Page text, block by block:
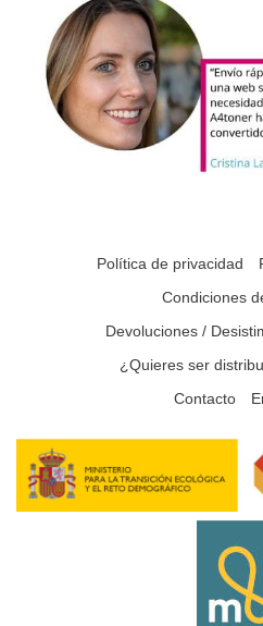
Política de privacidad
Condiciones
Devoluciones /
¿Quieres ser
Contacto